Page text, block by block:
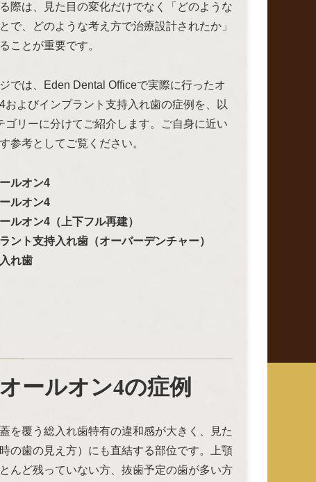
際は、見た目の変化だけでなく「どのような
で、どのような考え方で治療設計されたか」
ことが重要です。
では、Eden Dental Officeで実際に行ったオ
およびインプラント支持入れ歯の症例を、以
ゴリーに分けてご紹介します。ご自身に近い
参考としてご覧ください。
ルオン4
ルオン4
ルオン4（上下フル再建）
ント支持入れ歯（オーバーデンチャー）
入れ歯
ールオン4の症例
蓋を覆う総入れ歯特有の違和感が大きく、見た
の歯の見え方）にも直結する部位です。上顎
んど残っていない方、抜歯予定の歯が多い方